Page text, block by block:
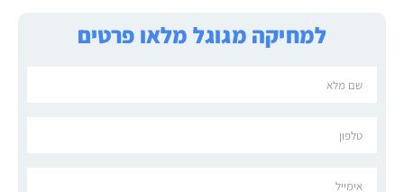
למחיקה מגוגל מלאו פרטים